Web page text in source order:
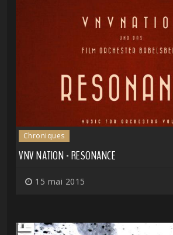
Chroniques
VNV NATION - RESONANCE
15 mai 2015